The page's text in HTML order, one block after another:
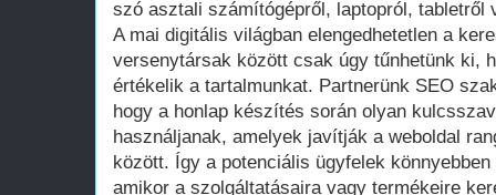
szó asztali számítógépről, laptopról, tabletről
A mai digitális világban elengedhetetlen a
versenytársak között csak úgy tűnhetünk ki,
értékelik a tartalmunkat. Partnerünk SEO
hogy a honlap készítés során olyan
használjanak, amelyek javítják a weboldal
között. Így a potenciális ügyfelek
amikor a szolgáltatásaira vagy termékeire